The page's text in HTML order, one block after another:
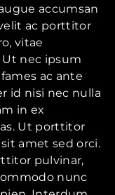
accumsan
ac porttitor
vitae
nec ipsum
ac ante
id nisi nec nulla
in ex
Ut porttitor
amet sed orci.
pulvinar,
nunc